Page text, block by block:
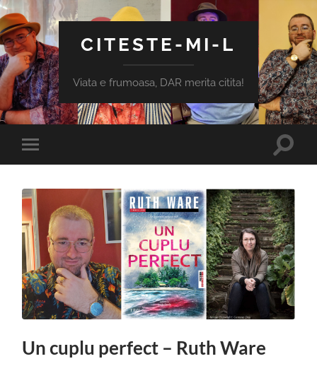
CITESTE-MI-L
Viata e frumoasa, DAR merita citita!
Toggle
mobile
Toggle
Un cuplu perfect – Ruth Ware